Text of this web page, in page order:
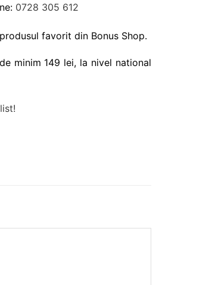
0728 305 612
favorit din Bonus Shop.
minim 149 lei, la nivel national